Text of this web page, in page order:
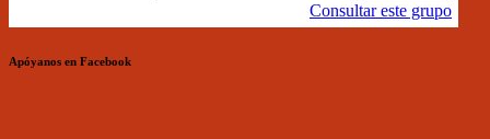
Consultar este grupo
Apóyanos en Facebook